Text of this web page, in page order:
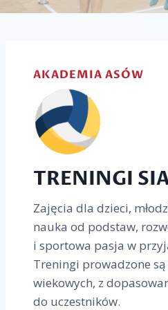
AKADEMIA ASÓW
TRENINGI
Zajęcia dla dzieci,
nauka od podstaw,
i sportowa pasja w
Treningi prowadzone
wiekowych, z
do uczestników.